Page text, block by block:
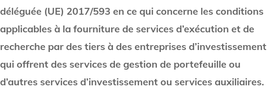
déléguée (UE) 2017/593 en ce qui concerne les conditions
applicables à la fourniture de services d’exécution et de
recherche par des tiers à des entreprises d’investissement
qui offrent des services de gestion de portefeuille ou
d’autres services d’investissement ou services auxiliaires.